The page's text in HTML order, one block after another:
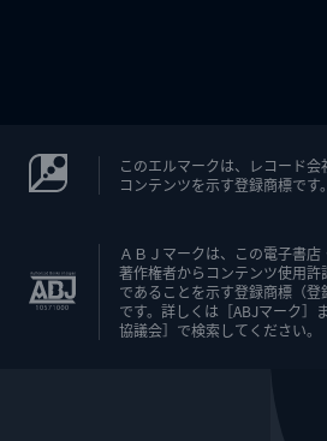
このエルマークは、レコード
コンテンツを示す登録商標です
ＡＢＪマークは、この電子書店
著作権者からコンテンツ使用
であることを示す登録商標（登
です。詳しくは［ABJマーク］
協議会］で検索してください。